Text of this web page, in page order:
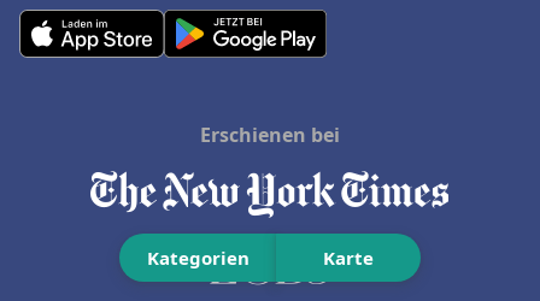
Kategorien Karte
Erschienen bei